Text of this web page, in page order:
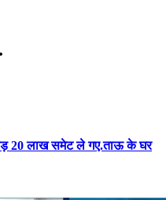
20 लाख समेट ले गए.ताऊ के घर